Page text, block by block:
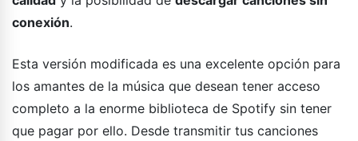
conexión.
Esta versión modificada es una excelente opción para
los amantes de la música que desean tener acceso
completo a la enorme biblioteca de Spotify sin tener
que pagar por ello. Desde transmitir tus canciones